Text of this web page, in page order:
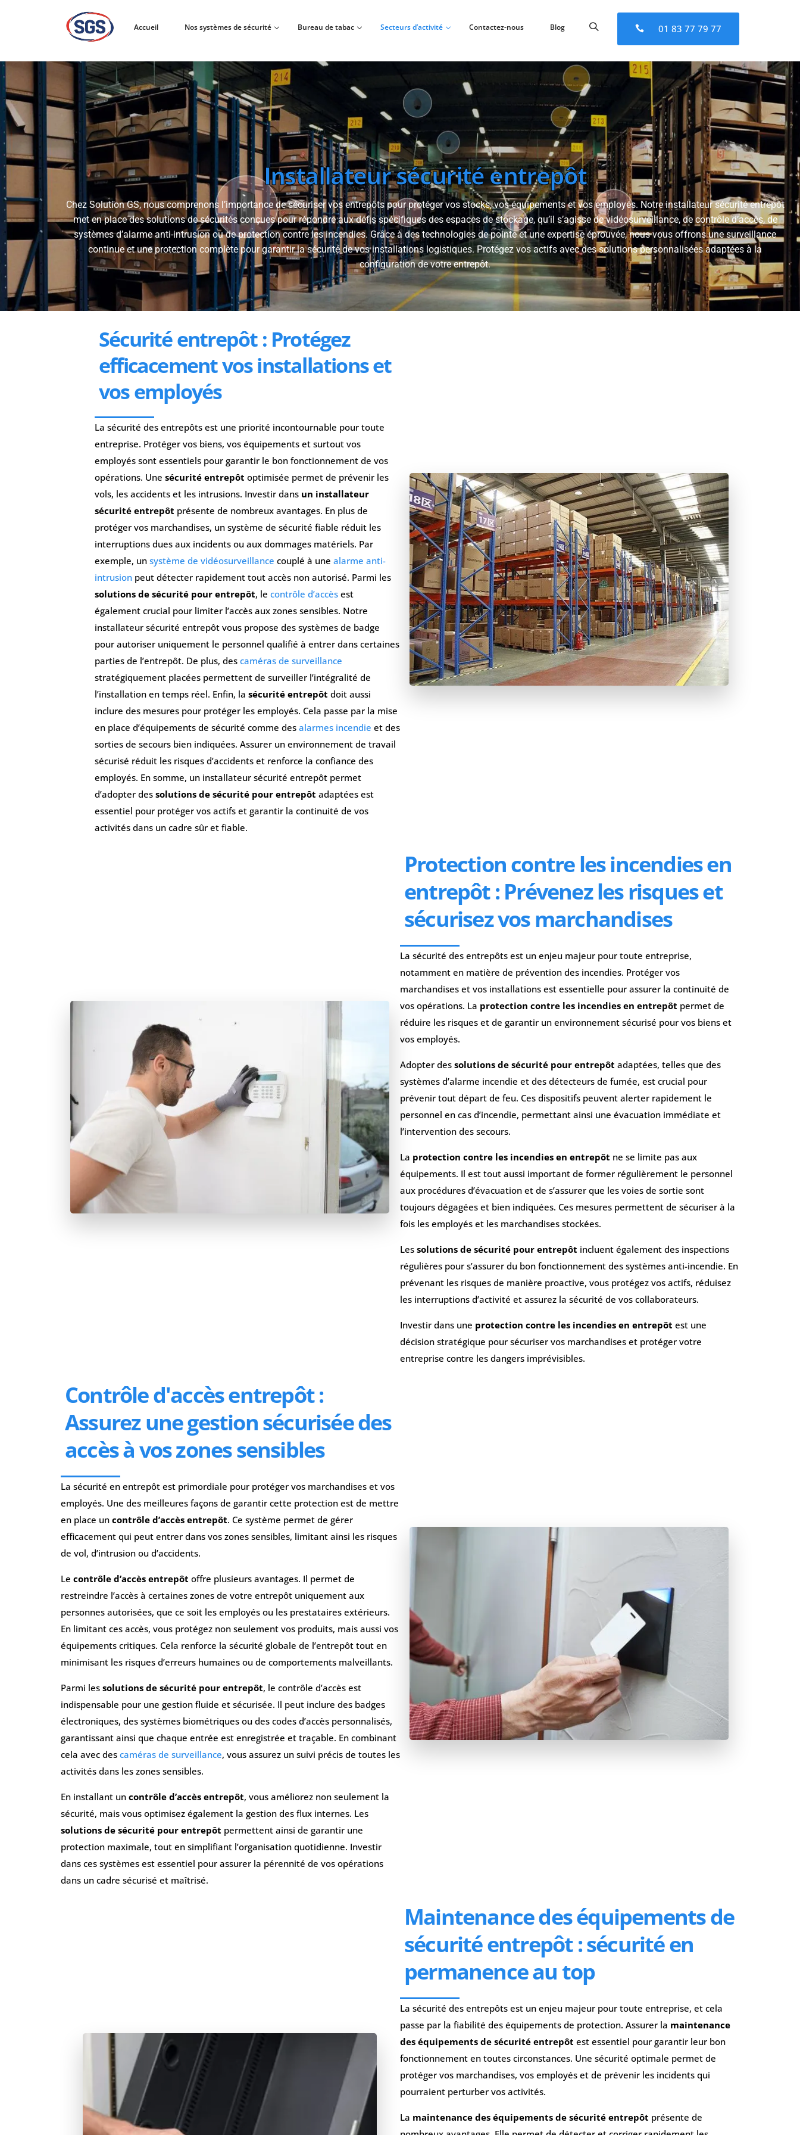
01 83 77 79 77
Accueil Nos systèmes de sécurité Bureau de tabac Secteurs d’activité Contactez-nous Blog
Installateur sécurité entrepôt
Chez Solution GS, nous comprenons l’importance de sécuriser vos entrepôts pour protéger vos stocks, vos équipements et vos employés. Notre installateur sécurité entrepôt
met en place des solutions de sécurités conçues pour répondre aux défis spécifiques des espaces de stockage, qu’il s’agisse de vidéosurveillance, de contrôle d’accès, de
systèmes d’alarme anti-intrusion ou de protection contre les incendies. Grâce à des technologies de pointe et une expertise éprouvée, nous vous offrons une surveillance
continue et une protection complète pour garantir la sécurité de vos installations logistiques. Protégez vos actifs avec des solutions personnalisées adaptées à la
configuration de votre entrepôt.
Sécurité entrepôt : Protégez
efficacement vos installations et
vos employés
La sécurité des entrepôts est une priorité incontournable pour toute
entreprise. Protéger vos biens, vos équipements et surtout vos
employés sont essentiels pour garantir le bon fonctionnement de vos
opérations. Une sécurité entrepôt optimisée permet de prévenir les
vols, les accidents et les intrusions. Investir dans un installateur
sécurité entrepôt présente de nombreux avantages. En plus de
protéger vos marchandises, un système de sécurité fiable réduit les
interruptions dues aux incidents ou aux dommages matériels. Par
exemple, un système de vidéosurveillance couplé à une alarme anti-
intrusion peut détecter rapidement tout accès non autorisé. Parmi les
solutions de sécurité pour entrepôt, le contrôle d’accès est
également crucial pour limiter l’accès aux zones sensibles. Notre
installateur sécurité entrepôt vous propose des systèmes de badge
pour autoriser uniquement le personnel qualifié à entrer dans certaines
parties de l’entrepôt. De plus, des caméras de surveillance
stratégiquement placées permettent de surveiller l’intégralité de
l’installation en temps réel. Enfin, la sécurité entrepôt doit aussi
inclure des mesures pour protéger les employés. Cela passe par la mise
en place d’équipements de sécurité comme des alarmes incendie et des
sorties de secours bien indiquées. Assurer un environnement de travail
sécurisé réduit les risques d’accidents et renforce la confiance des
employés. En somme, un installateur sécurité entrepôt permet
d’adopter des solutions de sécurité pour entrepôt adaptées est
essentiel pour protéger vos actifs et garantir la continuité de vos
activités dans un cadre sûr et fiable.
Protection contre les incendies en
entrepôt : Prévenez les risques et
sécurisez vos marchandises
La sécurité des entrepôts est un enjeu majeur pour toute entreprise,
notamment en matière de prévention des incendies. Protéger vos
marchandises et vos installations est essentielle pour assurer la continuité de
vos opérations. La protection contre les incendies en entrepôt permet de
réduire les risques et de garantir un environnement sécurisé pour vos biens et
vos employés.
Adopter des solutions de sécurité pour entrepôt adaptées, telles que des
systèmes d’alarme incendie et des détecteurs de fumée, est crucial pour
prévenir tout départ de feu. Ces dispositifs peuvent alerter rapidement le
personnel en cas d’incendie, permettant ainsi une évacuation immédiate et
l’intervention des secours.
La protection contre les incendies en entrepôt ne se limite pas aux
équipements. Il est tout aussi important de former régulièrement le personnel
aux procédures d’évacuation et de s’assurer que les voies de sortie sont
toujours dégagées et bien indiquées. Ces mesures permettent de sécuriser à la
fois les employés et les marchandises stockées.
Les solutions de sécurité pour entrepôt incluent également des inspections
régulières pour s’assurer du bon fonctionnement des systèmes anti-incendie. En
prévenant les risques de manière proactive, vous protégez vos actifs, réduisez
les interruptions d’activité et assurez la sécurité de vos collaborateurs.
Investir dans une protection contre les incendies en entrepôt est une
décision stratégique pour sécuriser vos marchandises et protéger votre
entreprise contre les dangers imprévisibles.
Contrôle d'accès entrepôt :
Assurez une gestion sécurisée des
accès à vos zones sensibles
La sécurité en entrepôt est primordiale pour protéger vos marchandises et vos
employés. Une des meilleures façons de garantir cette protection est de mettre
en place un contrôle d’accès entrepôt. Ce système permet de gérer
efficacement qui peut entrer dans vos zones sensibles, limitant ainsi les risques
de vol, d’intrusion ou d’accidents.
Le contrôle d’accès entrepôt offre plusieurs avantages. Il permet de
restreindre l’accès à certaines zones de votre entrepôt uniquement aux
personnes autorisées, que ce soit les employés ou les prestataires extérieurs.
En limitant ces accès, vous protégez non seulement vos produits, mais aussi vos
équipements critiques. Cela renforce la sécurité globale de l’entrepôt tout en
minimisant les risques d’erreurs humaines ou de comportements malveillants.
Parmi les solutions de sécurité pour entrepôt, le contrôle d’accès est
indispensable pour une gestion fluide et sécurisée. Il peut inclure des badges
électroniques, des systèmes biométriques ou des codes d’accès personnalisés,
garantissant ainsi que chaque entrée est enregistrée et traçable. En combinant
cela avec des caméras de surveillance, vous assurez un suivi précis de toutes les
activités dans les zones sensibles.
En installant un contrôle d’accès entrepôt, vous améliorez non seulement la
sécurité, mais vous optimisez également la gestion des flux internes. Les
solutions de sécurité pour entrepôt permettent ainsi de garantir une
protection maximale, tout en simplifiant l’organisation quotidienne. Investir
dans ces systèmes est essentiel pour assurer la pérennité de vos opérations
dans un cadre sécurisé et maîtrisé.
Maintenance des équipements de
sécurité entrepôt : sécurité en
permanence au top
La sécurité des entrepôts est un enjeu majeur pour toute entreprise, et cela
passe par la fiabilité des équipements de protection. Assurer la maintenance
des équipements de sécurité entrepôt est essentiel pour garantir leur bon
fonctionnement en toutes circonstances. Une sécurité optimale permet de
protéger vos marchandises, vos employés et de prévenir les incidents qui
pourraient perturber vos activités.
La maintenance des équipements de sécurité entrepôt présente de